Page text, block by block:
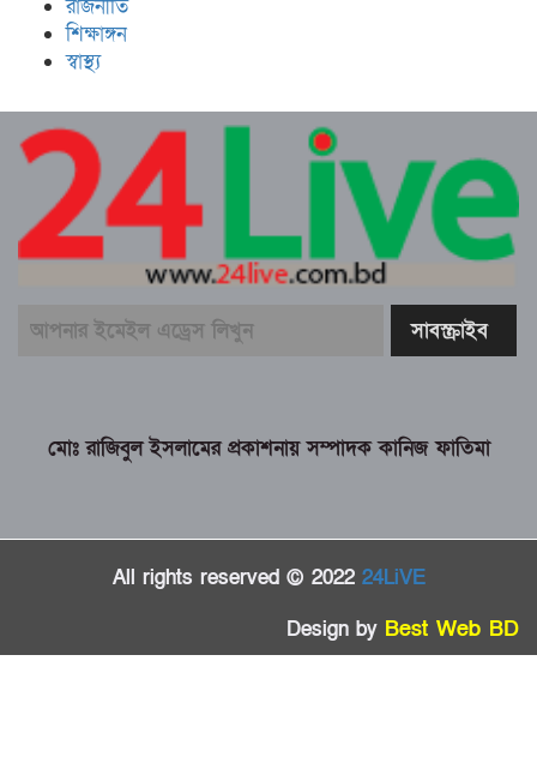
রাজনীতি
শিক্ষাঙ্গন
স্বাস্থ্য
মোঃ রাজিবুল ইসলামের প্রকাশনায় সম্পাদক কানিজ ফাতিমা
All rights reserved © 2022 24LiVE
Design by Best Web BD